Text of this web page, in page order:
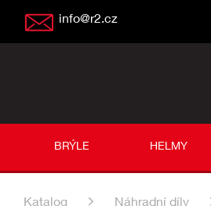
info@r2.cz
BRÝLE HELMY